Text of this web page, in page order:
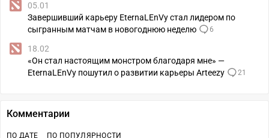
05.01
Завершивший карьеру EternaLEnVy стал лидером по
сыгранным матчам в новогоднюю неделю
6
18.02
«Он стал настоящим монстром благодаря мне» —
EternaLEnVy пошутил о развитии карьеры Arteezy
21
Комментарии
ПО ДАТЕ ПО ПОПУЛЯРНОСТИ